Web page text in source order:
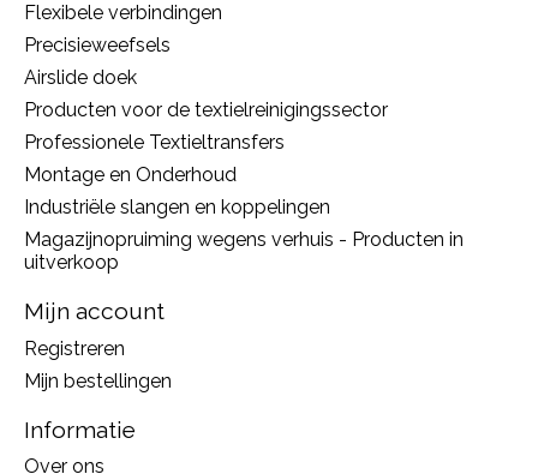
Flexibele verbindingen
Precisieweefsels
Airslide doek
Producten voor de textielreinigingssector
Professionele Textieltransfers
Montage en Onderhoud
Industriële slangen en koppelingen
Magazijnopruiming wegens verhuis - Producten in
uitverkoop
Mijn account
Registreren
Mijn bestellingen
Informatie
Over ons